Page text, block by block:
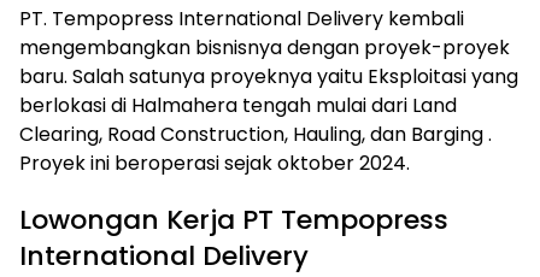
PT. Tempopress International Delivery kembali
mengembangkan bisnisnya dengan proyek-proyek
baru. Salah satunya proyeknya yaitu Eksploitasi yang
berlokasi di Halmahera tengah mulai dari Land
Clearing, Road Construction, Hauling, dan Barging .
Proyek ini beroperasi sejak oktober 2024.
Lowongan Kerja PT Tempopress
International Delivery